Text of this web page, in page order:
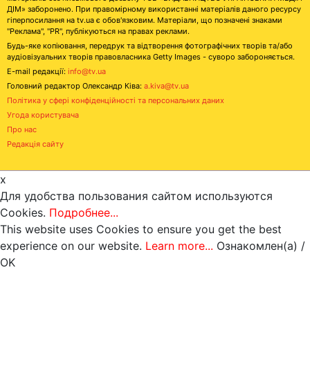
ДІМ» заборонено. При правомірному використанні матеріалів даного ресурсу
гіперпосилання на tv.ua є обов'язковим. Матеріали, що позначені знаками
"Реклама", "PR", публікуються на правах реклами.
Будь-яке копіювання, передрук та відтворення фотографічних творів та/або
аудіовізуальних творів правовласника Getty Images - суворо забороняється.
E-mail редакції: info@tv.ua
Головний редактор Олександр Ківа: a.kiva@tv.ua
Політика у сфері конфіденційності та персональних даних
Угода користувача
Про нас
Редакція сайту
x
Для удобства пользования сайтом используются
Cookies. Подробнее...
This website uses Cookies to ensure you get the best
experience on our website. Learn more... Ознакомлен(а) /
OK